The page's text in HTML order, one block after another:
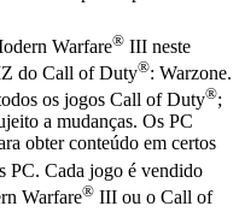
Warfare® III neste
do Call of Duty®: Warzone.
os jogos Call of Duty®;
a mudanças. Os PC
obter conteúdo em certos
PC. Cada jogo é vendido
Warfare® III ou o Call of